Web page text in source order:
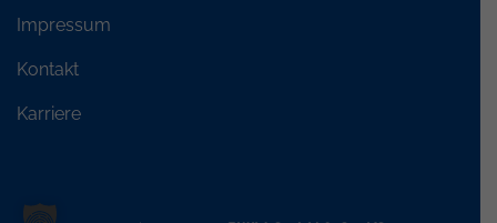
Impressum
Kontakt
Karriere